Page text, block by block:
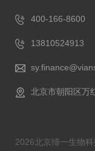
400-166-8600
13810524913
北京市朝阳区万
2026北京缔一生物